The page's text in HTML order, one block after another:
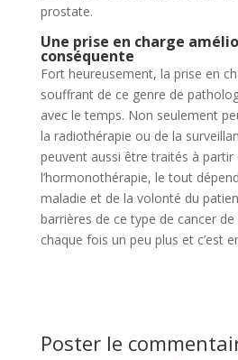
prostate.
Une prise en charge
conséquente
Fort heureusement, la prise en
souffrant de ce genre de
avec le temps. Non seulement
la radiothérapie ou de la
peuvent aussi être traités à partir
l’hormonothérapie, le tout
maladie et de la volonté du
barrières de ce type de cancer
chaque fois un peu plus et c’est
Poster le